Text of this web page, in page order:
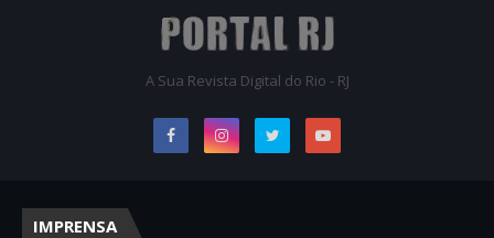
A Sua Revista Digital do Rio - RJ
IMPRENSA